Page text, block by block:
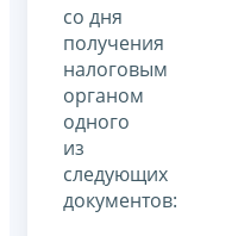
со дня
получения
налоговым
органом
одного
из
следующих
документов: